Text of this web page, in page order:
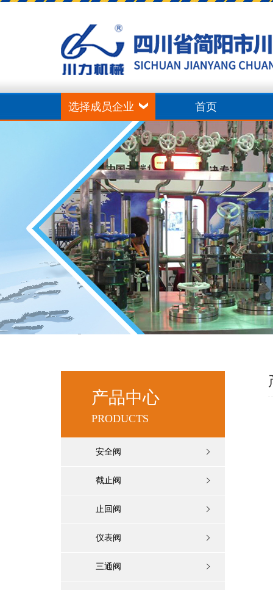
选择成员企业 首页
产品中心
PRODUCTS
安全阀
截止阀
止回阀
仪表阀
三通阀